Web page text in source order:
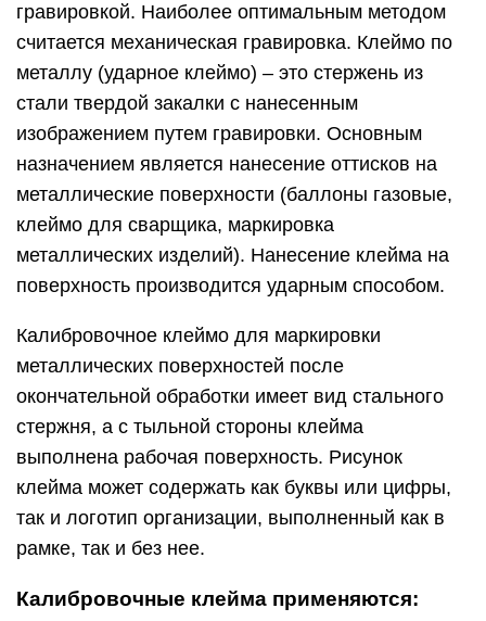
гравировкой. Наиболее оптимальным методом
считается механическая гравировка. Клеймо по
металлу (ударное клеймо) – это стержень из
стали твердой закалки с нанесенным
изображением путем гравировки. Основным
назначением является нанесение оттисков на
металлические поверхности (баллоны газовые,
клеймо для сварщика, маркировка
металлических изделий). Нанесение клейма на
поверхность производится ударным способом.
Калибровочное клеймо для маркировки
металлических поверхностей после
окончательной обработки имеет вид стального
стержня, а с тыльной стороны клейма
выполнена рабочая поверхность. Рисунок
клейма может содержать как буквы или цифры,
так и логотип организации, выполненный как в
рамке, так и без нее.
Калибровочные клейма применяются: